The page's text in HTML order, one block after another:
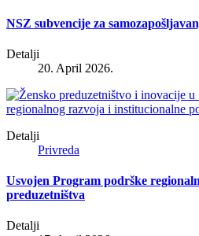
NSZ subvencije za
Detalji
20. April 2026.
Detalji
Privreda
Usvojen Program podrške
preduzetništva
Detalji